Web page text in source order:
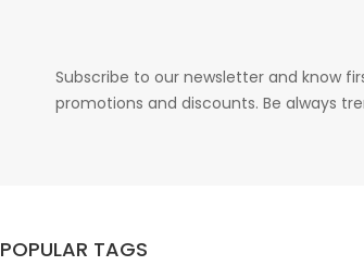
Subscribe to our newsletter and know
promotions and discounts. Be always
POPULAR TAGS